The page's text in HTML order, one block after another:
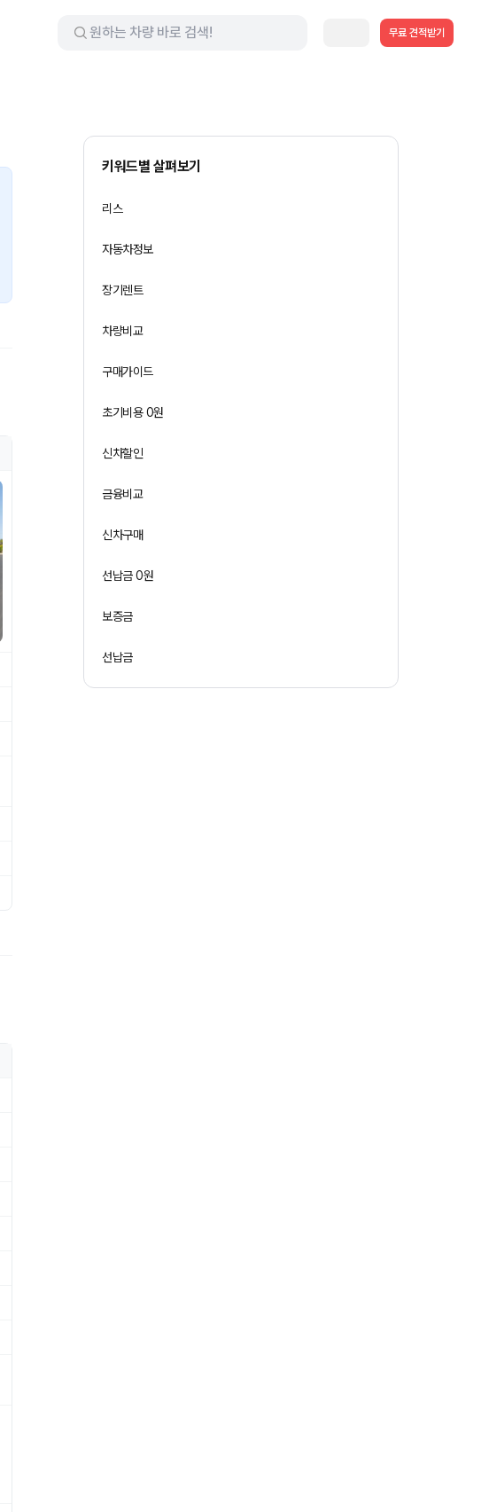
무료 견적받기
키워드별 살펴보기
리스
자동차정보
장기렌트
차량비교
구매가이드
초기비용 0원
신차할인
금융비교
신차구매
선납금 0원
보증금
선납금